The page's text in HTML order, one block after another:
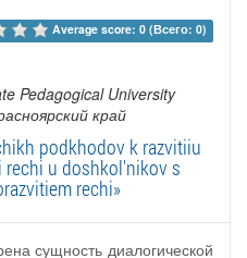
Average score: 0 (Всего: 0)
Pedagogical University
край
podkhodov k razvitiiu
u doshkol'nikov s
rechi»
сущность диалогической